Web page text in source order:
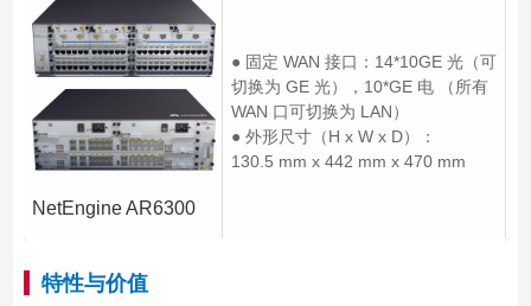
NetEngine AR6300
● 固定 WAN 接口：14*10GE 光（可
切换为 GE 光），10*GE 电 （所有
WAN 口可切换为 LAN）
● 外形尺寸（H x W x D）：
130.5 mm x 442 mm x 470 mm
特性与价值